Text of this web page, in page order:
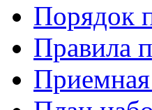
Порядок
Правила